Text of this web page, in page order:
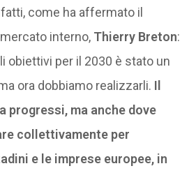
come ha affermato il
interno, Thierry Breton:
obiettivi per il 2030 è stato un
ora dobbiamo realizzarli. Il
progressi, ma anche dove
collettivamente per
e le imprese europee, in